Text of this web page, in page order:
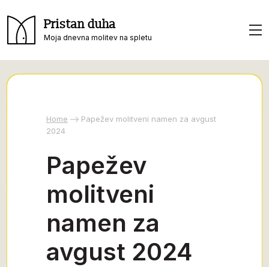
Pristan duha
Moja dnevna molitev na spletu
Home
Papežev molitveni namen za avgust
2024
Papežev
molitveni
namen za
avgust 2024